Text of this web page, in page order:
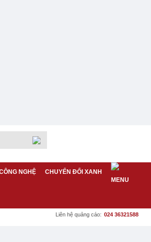
NGHỆ CHUYỂN ĐỔI XANH
Liên hệ quảng cáo: 024 36321588